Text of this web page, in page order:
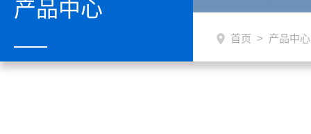
产品中心
首页 > 产品中心